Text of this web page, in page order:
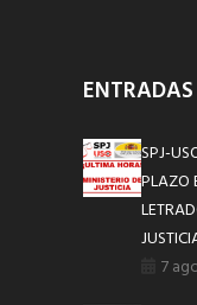
SPJ-
PLAZO
7